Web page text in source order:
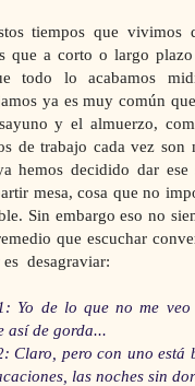
tiempos que vivimos
que a corto o largo
todo lo acabamos
ya es muy común
y el almuerzo,
de trabajo cada vez son
hemos decidido dar
mesa, cosa que no
Sin embargo eso no
que escuchar
es desagraviar:
Yo de lo que no me veo
así de gorda...
Claro, pero con uno está
las noches sin